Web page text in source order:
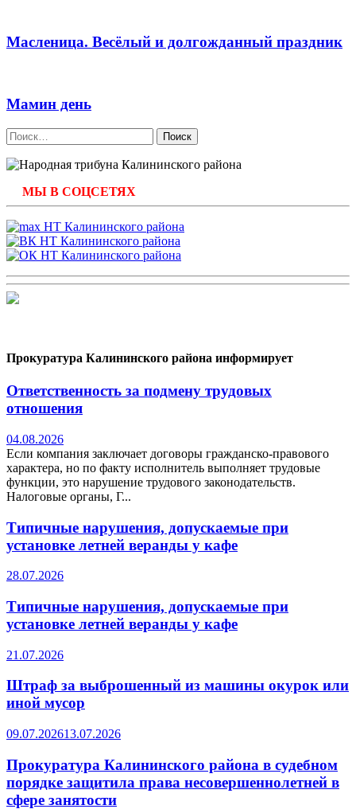
Масленица. Весёлый и долгожданный праздник
Мамин день
Найти:
МЫ В СОЦСЕТЯХ
Прокуратура Калининского района информирует
Ответственность за подмену трудовых
отношения
04.08.2026
Если компания заключает договоры гражданско-правового
характера, но по факту исполнитель выполняет трудовые
функции, это нарушение трудового законодательств.
Налоговые органы, Г...
Типичные нарушения, допускаемые при
установке летней веранды у кафе
28.07.2026
Типичные нарушения, допускаемые при
установке летней веранды у кафе
21.07.2026
Штраф за выброшенный из машины окурок или
иной мусор
09.07.202613.07.2026
Прокуратура Калининского района в судебном
порядке защитила права несовершеннолетней в
сфере занятости